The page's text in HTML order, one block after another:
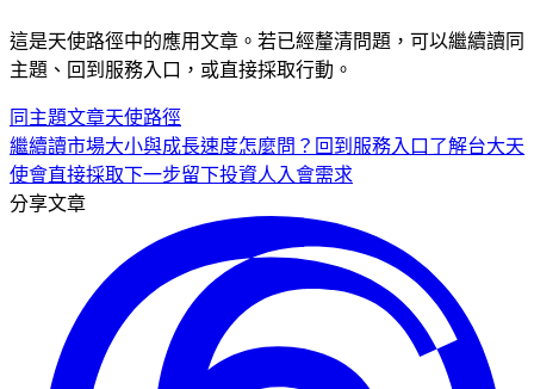
這是天使路徑中的應用文章。若已經釐清問題，可以繼續讀同
主題、回到服務入口，或直接採取行動。
同主題文章天使路徑
繼續讀市場大小與成長速度怎麼問？ 回到服務入口 了解台大天
使會直接採取下一步留下投資人入會需求
分享文章